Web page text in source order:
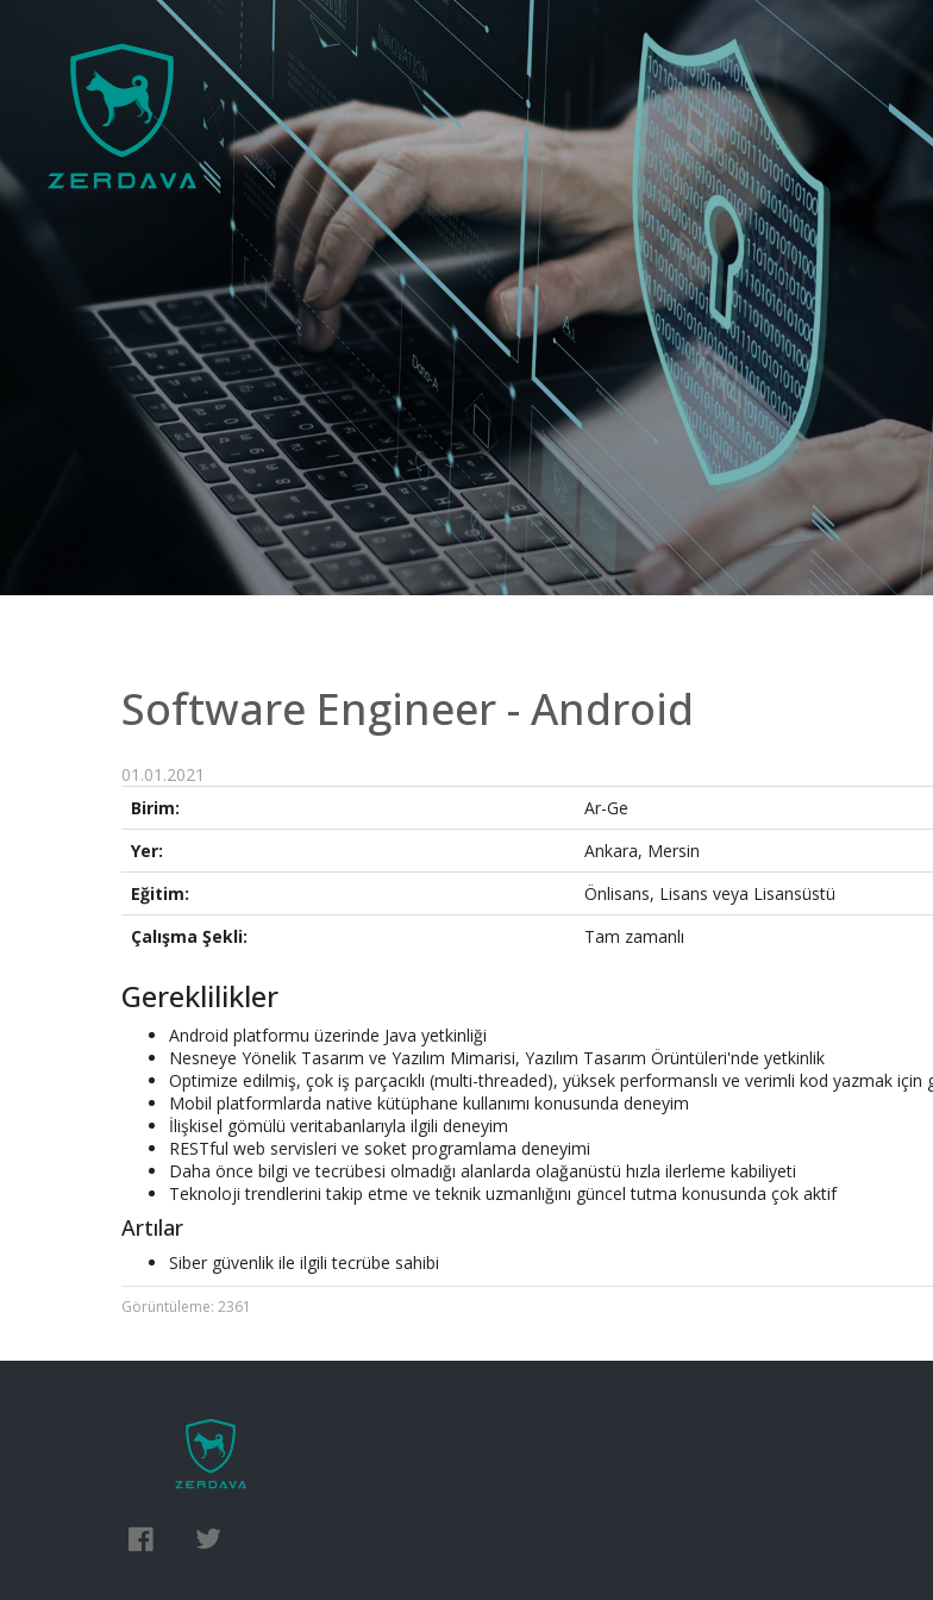
Software Engineer - Android
01.01.2021
Birim:
Ar-Ge
Yer:
Ankara, Mersin
Eğitim:
Önlisans, Lisans veya Lisansüstü
Çalışma Şekli:
Tam zamanlı
Gereklilikler
Android platformu üzerinde Java yetkinliği
Nesneye Yönelik Tasarım ve Yazılım Mimarisi, Yazılım Tasarım Örüntüleri'nde yetkinlik
Optimize edilmiş, çok iş parçacıklı (multi-threaded), yüksek performanslı ve verimli kod yazmak
Mobil platformlarda native kütüphane kullanımı konusunda deneyim
İlişkisel gömülü veritabanlarıyla ilgili deneyim
RESTful web servisleri ve soket programlama deneyimi
Daha önce bilgi ve tecrübesi olmadığı alanlarda olağanüstü hızla ilerleme kabiliyeti
Teknoloji trendlerini takip etme ve teknik uzmanlığını güncel tutma konusunda çok aktif
Artılar
Siber güvenlik ile ilgili tecrübe sahibi
Görüntüleme: 2361